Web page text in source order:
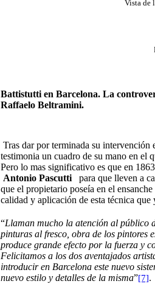
Vista de las pinturas del
Detalle de las
Battistutti en Barcelona. La
Raffaelo Beltramini.
Tras dar por terminada su intervención
testimonia un cuadro de su mano en el
Pero lo mas significativo es que en
Antonio Pascutti para que lleven a
que el propietario poseía en el
calidad y aplicación de esta técnica que
“Llaman mucho la atención al público
pinturas al fresco, obra de los pintores
produce grande efecto por la fuerza y
Felicitamos a los dos aventajados
introducir en Barcelona este nuevo
nuevo estilo y detalles de la misma”[7].